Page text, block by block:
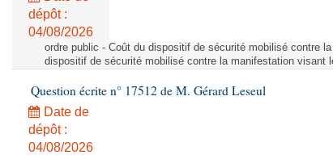
dépôt :
04/08/2026
ordre public - Coût du dispositif de sécurité mobilisé contre
dispositif de sécurité mobilisé contre la manifestation visant
Question écrite n° 17512 de M. Gérard Leseul
Date de
dépôt :
04/08/2026